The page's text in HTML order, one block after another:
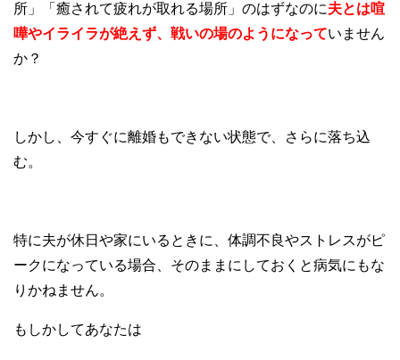
所」「癒されて疲れが取れる場所」のはずなのに夫とは喧
嘩やイライラが絶えず、戦いの場のようになっていません
か？
しかし、今すぐに離婚もできない状態で、さらに落ち込
む。
特に夫が休日や家にいるときに、体調不良やストレスがピ
ークになっている場合、そのままにしておくと病気にもな
りかねません。
もしかしてあなたは